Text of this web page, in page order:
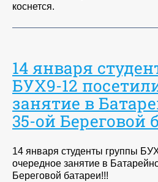
коснется.
14 января
БУХ9-12
занятие в
35-ой Береговой
14 января студенты группы
очередное занятие в
Береговой батареи!!!